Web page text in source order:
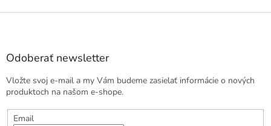
Z
Odoberať newsletter
Vložte svoj e-mail a my Vám budeme zasielať informácie o nových
produktoch na našom e-shope.
Email